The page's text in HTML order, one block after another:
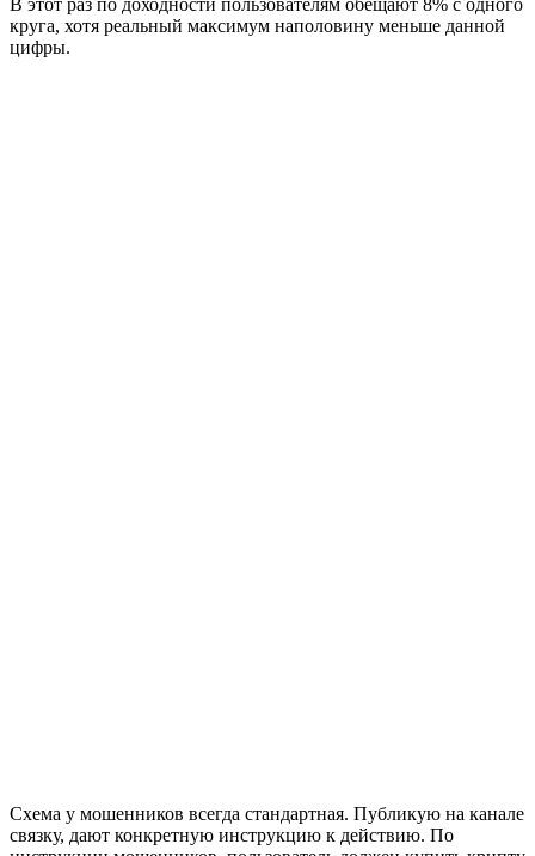
В этот раз по доходности пользователям обещают 8% с одного
круга, хотя реальный максимум наполовину меньше данной
цифры.
Схема у мошенников всегда стандартная. Публикую на канале
связку, дают конкретную инструкцию к действию. По